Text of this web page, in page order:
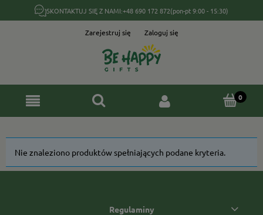
SKONTAKTUJ SIĘ Z NAMI:+48 690 172 872(pon-pt 9:00 - 15:30)
Zarejestruj się Zaloguj się
Nie znaleziono produktów spełniających podane kryteria.
Regulaminy